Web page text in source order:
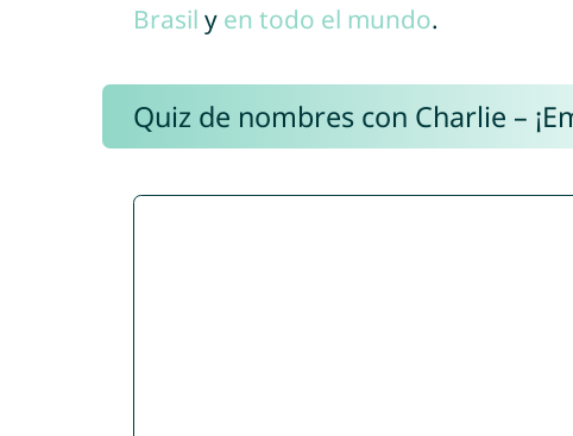
Brasil y en todo el mundo.
Quiz de nombres con Charlie –